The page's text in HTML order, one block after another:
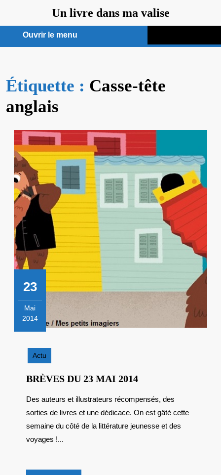
contenu
Un livre dans ma valise
Ouvrir le menu
menu
Étiquette : Casse-tête
anglais
23
Mai
2014
2014
Actu
BRÈVES DU 23 MAI 2014BRÈVES
23
MAI
2014
Des auteurs et illustrateurs récompensés, des
sorties de livres et une dédicace. On est gâté cette
semaine du côté de la littérature jeunesse et des
voyages !...